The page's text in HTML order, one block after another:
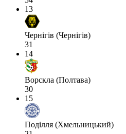
13
Чернігів (Чернігів)
31
14
Ворскла (Полтава)
30
15
Поділля (Хмельницький)